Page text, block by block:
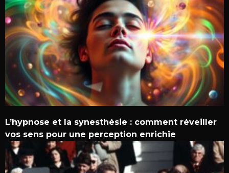
L’hypnose et la synesthésie : comment réveiller
vos sens pour une perception enrichie